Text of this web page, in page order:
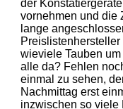
der
vornehmen und die
lange
wieviele Tauben
alle da? Fehlen
einmal zu sehen,
Nachmittag erst
inzwischen so viele